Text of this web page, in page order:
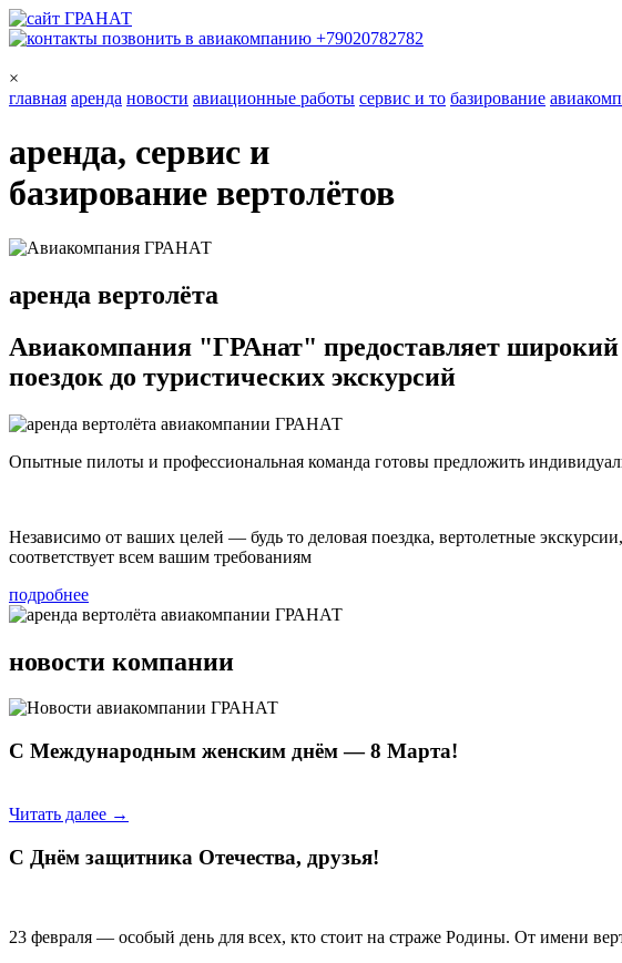
+79020782782
×
главная аренда новости авиационные работы сервис и то базирование
аренда, сервис и
базирование вертолётов
аренда вертолёта
Авиакомпания "ГРАнат" предоставляет широкий
поездок до туристических экскурсий
Опытные пилоты и профессиональная команда готовы предложить
Независимо от ваших целей — будь то деловая поездка, вертолетные
соответствует всем вашим требованиям
подробнее
новости компании
С Международным женским днём — 8 Марта!
Читать далее →
С Днём защитника Отечества, друзья!
23 февраля — особый день для всех, кто стоит на страже Родины. От имени